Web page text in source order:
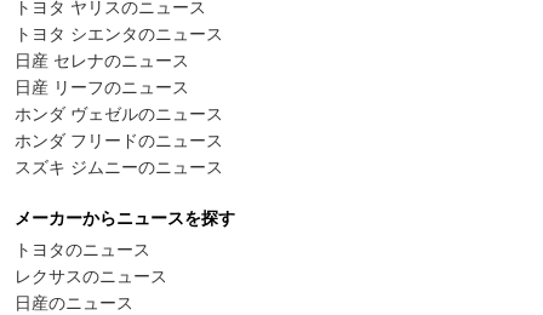
トヨタ ヤリスのニュース
トヨタ シエンタのニュース
日産 セレナのニュース
日産 リーフのニュース
ホンダ ヴェゼルのニュース
ホンダ フリードのニュース
スズキ ジムニーのニュース
メーカーからニュースを探す
トヨタのニュース
レクサスのニュース
日産のニュース